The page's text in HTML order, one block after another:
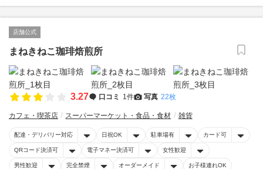
店舗公式
まねきねこ珈琲焙煎所
3.27 口コミ 1件 写真 22枚
カフェ・喫茶店 スーパーマーケット・食品・食材 雑貨
配達・デリバリー対応 日祝OK 駐車場有 カード可
QRコード決済可 電子マネー決済可 女性歓迎
男性歓迎 完全禁煙 オーダーメイド お子様連れOK